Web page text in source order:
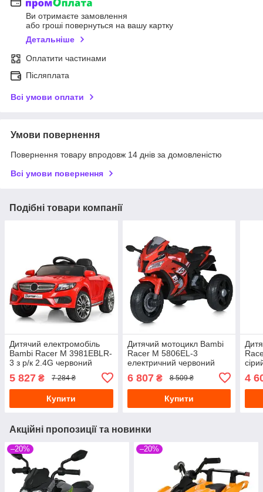
Ви отримаєте замовлення
або гроші повернуться на вашу картку
Детальніше
Оплатити частинами
Післяплата
Всі умови оплати
Умови повернення
Повернення товару впродовж 14 днів за домовленістю
Всі умови повернення
Подібні товари компанії
Дитячий електромобіль
Bambi Racer M 3981EBLR-
3 з р/к 2.4G червоний
5 827 ₴ 7 284 ₴
Купити
Дитячий мотоцикл Bambi
Racer M 5806EL-3
електричний червоний
6 807₴ 8 509 ₴
Купити
4
Акційні пропозиції та новинки
–20% –20%